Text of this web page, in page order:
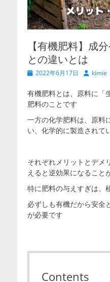
【有機肥料】成
との違いとは
投
日
2022年6月17日
投
者
kimie
有機肥料とは、原料に「
肥料のことです
一方の化学肥料は、原料
い、化学的に製造されて
それぞれメリットとデメ
えると逆効果になること
特に肥料の与えすぎは、
必ずしも有機だから安全
が必要です
Contents